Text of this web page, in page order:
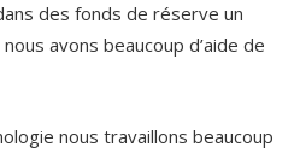
des fonds de réserve un
avons beaucoup d’aide de
nous travaillons beaucoup